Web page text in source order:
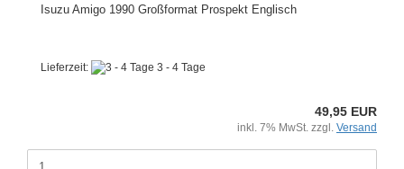
Isuzu Amigo 1990 Großformat Prospekt Englisch
Lieferzeit: 3 - 4 Tage
49,95 EUR
inkl. 7% MwSt. zzgl. Versand